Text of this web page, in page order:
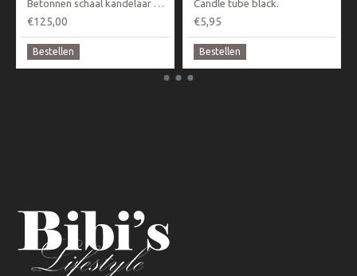
Betonnen schaal kandelaar PMR
€125,00
Bestellen
Candle tube black.
€5,95
Bestellen